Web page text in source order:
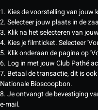
1. Kies de voorstelling van jouw
2. Selecteer jouw plaats in de
3. Klik na het selecteren van
4. Kies je filmticket. Selecteer
5. Klik onderaan de pagina op
6. Log in met jouw Club Pathé
7. Betaal de transactie, dit is
Nationale Bioscoopbon.
8. Je ontvangt de bevestiging
e-mail.